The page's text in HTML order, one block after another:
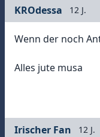
KROdessa 12 J.
Wenn der noch
Alles jute musa
Irischer Fan 12 J.